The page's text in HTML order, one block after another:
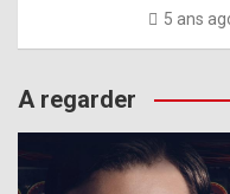
5 ans
A regarder